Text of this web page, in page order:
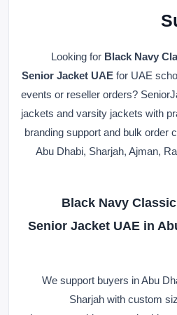
Looking for Black Navy
Senior Jacket UAE for UAE
events or reseller orders?
jackets and varsity jackets with
branding support and bulk order
Abu Dhabi, Sharjah, Ajman,
Black Navy
Senior Jacket UAE in
We support buyers in Abu
Sharjah with custom